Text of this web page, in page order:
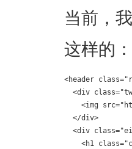
当前，
这样的：
<header
<div
<img
  </div>
<div
<h1